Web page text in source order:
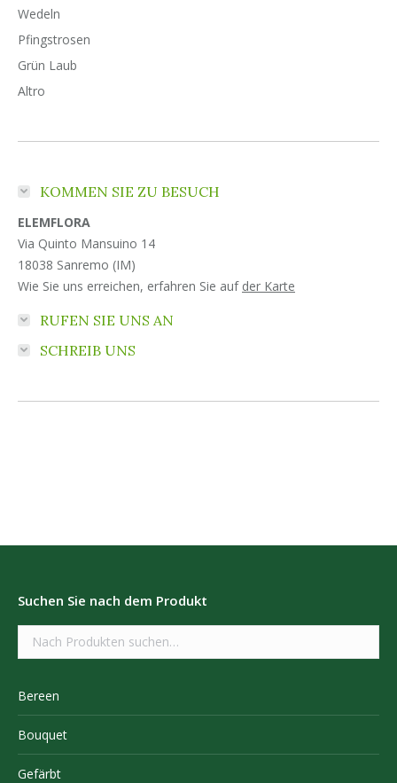
Wedeln
Pfingstrosen
Grün Laub
Altro
KOMMEN SIE ZU BESUCH
ELEMFLORA
Via Quinto Mansuino 14
18038 Sanremo (IM)
Wie Sie uns erreichen, erfahren Sie auf der Karte
RUFEN SIE UNS AN
SCHREIB UNS
Suchen Sie nach dem Produkt
Bereen
Bouquet
Gefärbt